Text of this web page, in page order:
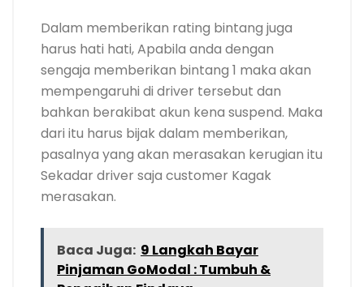
Dalam memberikan rating bintang juga
harus hati hati, Apabila anda dengan
sengaja memberikan bintang 1 maka akan
mempengaruhi di driver tersebut dan
bahkan berakibat akun kena suspend. Maka
dari itu harus bijak dalam memberikan,
pasalnya yang akan merasakan kerugian itu
Sekadar driver saja customer Kagak
merasakan.
Baca Juga: 9 Langkah Bayar
Pinjaman GoModal : Tumbuh &